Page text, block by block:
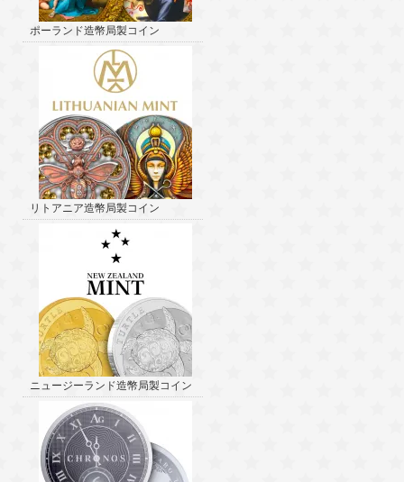
ポーランド造幣局製コイン
リトアニア造幣局製コイン
ニュージーランド造幣局製コイン